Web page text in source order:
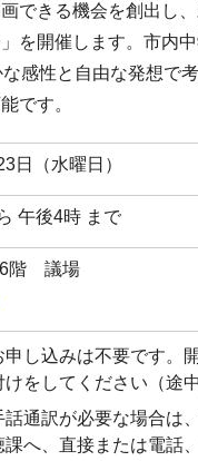
できる機会を創出し
を開催します。市内
感性と自由な発想で
です。
日（水曜日）
午後4時 まで
6階 議場
申し込みは不要です。
けをしてください（途
通訳が必要な場合は
課へ、直接または電話